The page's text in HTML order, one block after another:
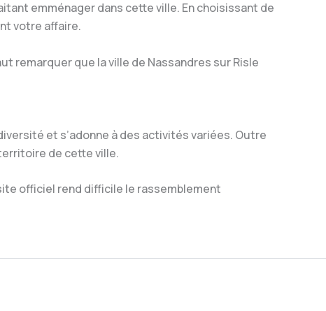
emménager dans cette ville. En choisissant de
votre affaire.
remarquer que la ville de Nassandres sur Risle
et s’adonne à des activités variées. Outre
de cette ville.
officiel rend difficile le rassemblement